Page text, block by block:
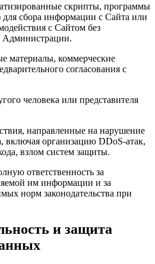
скрипты, программы
сбора информации с Сайта или
с Сайтом без
Администрации.
материалы, коммерческие
согласования с
человека или представителя
направленные на нарушение
включая организацию DDoS-атак,
взлом систем защиты.
ответственность за
им информации и за
норм законодательства при
и защита